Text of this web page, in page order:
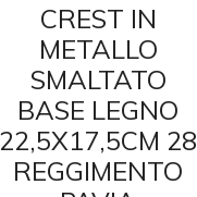
CREST IN
METALLO
SMALTATO
BASE LEGNO
22,5X17,5CM 28
REGGIMENTO